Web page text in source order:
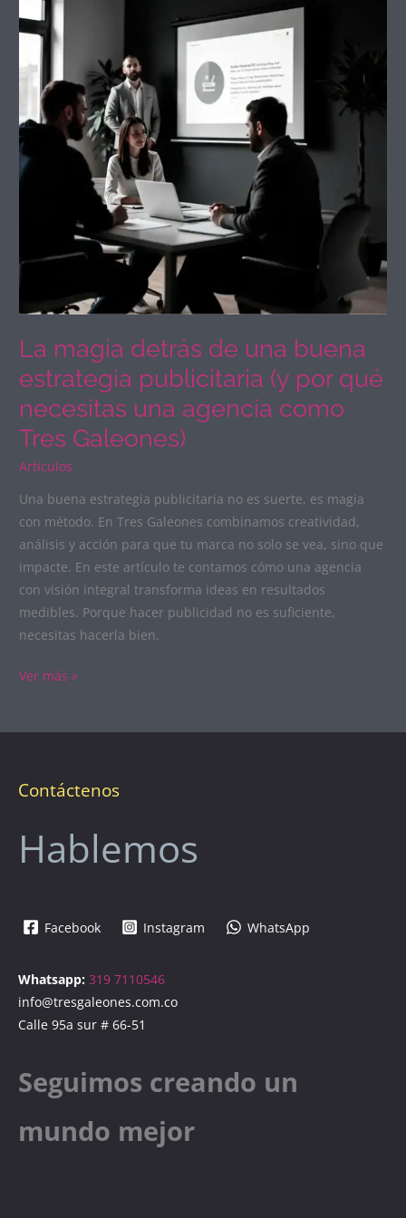
La magia detrás de una buena
estrategia publicitaria (y por qué
necesitas una agencia como
Tres Galeones)
Artículos
Una buena estrategia publicitaria no es suerte, es magia
con método. En Tres Galeones combinamos creatividad,
análisis y acción para que tu marca no solo se vea, sino que
impacte. En este artículo te contamos cómo una agencia
con visión integral transforma ideas en resultados
medibles. Porque hacer publicidad no es suficiente,
necesitas hacerla bien.
de
una
buena
estrategia
publicitaria
(y
por
qué
agencia
Galeones)
Ver más »
Contáctenos
Hablemos
Facebook Instagram WhatsApp
Whatsapp: 319 7110546
info@tresgaleones.com.co
Calle 95a sur # 66-51
Seguimos creando un
mundo mejor